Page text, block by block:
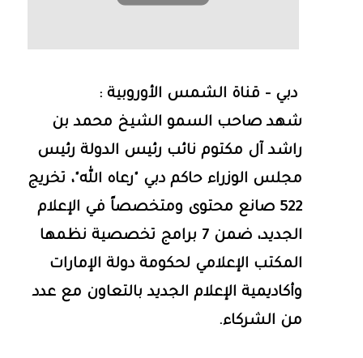
دبي - قناة الشمس الأوروبية :
شهد صاحب السمو الشيخ محمد بن
راشد آل مكتوم نائب رئيس الدولة رئيس
مجلس الوزراء حاكم دبي "رعاه الله"، تخريج
522 صانع محتوى ومتخصصاً في الإعلام
الجديد، ضمن 7 برامج تخصصية نظمها
المكتب الإعلامي لحكومة دولة الإمارات
وأكاديمية الإعلام الجديد بالتعاون مع عدد
من الشركاء.